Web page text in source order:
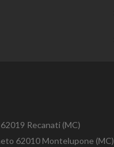
Recanati (MC)
62010 Montelupone (MC)